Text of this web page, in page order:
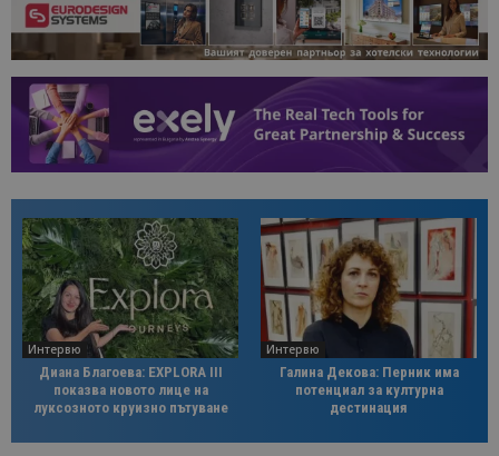
Интервю
Диана Благоева: EXPLORA III
показва новото лице на
луксозното круизно пътуване
Интервю
Галина Декова: Перник има
потенциал за културна
дестинация